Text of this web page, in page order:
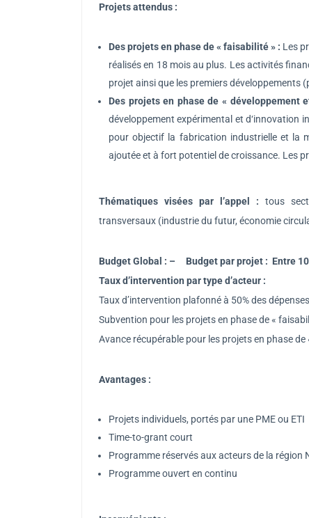
Projets attendus :
Des projets en phase de « faisabilité » : Les
réalisés en 18 mois au plus. Les activités
projet ainsi que les premiers développements
Des projets en phase de « développement
développement expérimental et d‘innovation
pour objectif la fabrication industrielle et la
ajoutée et à fort potentiel de croissance. Les
Thématiques visées par l’appel : tous
transversaux (industrie du futur, économie
Budget Global : – Budget par projet : Entre
Taux d’intervention par type d’acteur :
Taux d’intervention plafonné à 50% des
Subvention pour les projets en phase de «
Avance récupérable pour les projets en phase
Avantages :
Projets individuels, portés par une PME ou ETI
Time-to-grant court
Programme réservés aux acteurs de la région
Programme ouvert en continu